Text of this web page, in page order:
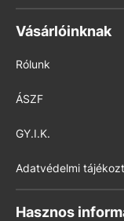
Vásárlóinknak
Rólunk
ÁSZF
GY.I.K.
Adatvédelmi
Hasznos